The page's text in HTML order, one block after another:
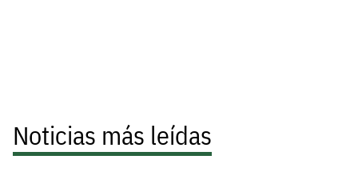
Noticias más leídas